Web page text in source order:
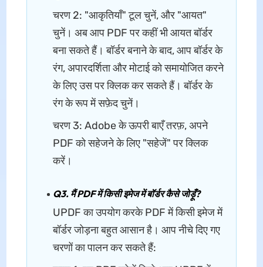
चरण 2: "आकृतियाँ" टूल चुनें, और "आयत"
चुनें। अब आप PDF पर कहीं भी आयत बॉर्डर
बना सकते हैं। बॉर्डर बनाने के बाद, आप बॉर्डर के
रंग, अपारदर्शिता और मोटाई को समायोजित करने
के लिए उस पर क्लिक कर सकते हैं। बॉर्डर के
रंग के रूप में सफ़ेद चुनें।
चरण 3: Adobe के ऊपरी बाएँ तरफ़, अपने
PDF को सहेजने के लिए "सहेजें" पर क्लिक
करें।
Q3. मैं PDF में किसी इमेज में बॉर्डर कैसे जोड़ूँ?
UPDF का उपयोग करके PDF में किसी इमेज में
बॉर्डर जोड़ना बहुत आसान है। आप नीचे दिए गए
चरणों का पालन कर सकते हैं: